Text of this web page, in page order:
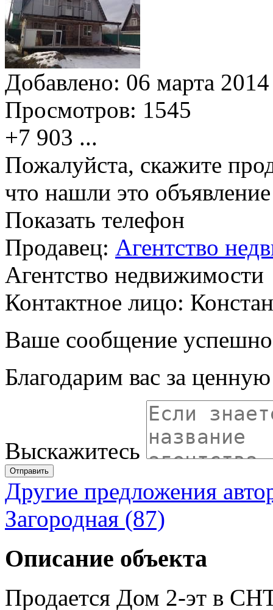
Добавлено: 06 марта 2014
Просмотров: 1545
+7 903 ...
Пожалуйста, скажите
что нашли это
Показать телефон
Продавец: Агентство
Агентство недвижимости
Контактное лицо:
Ваше сообщение успешно
Благодарим вас за
Выскажитесь
Отправить
Другие предложения
Загородная (87)
Описание объекта
Продается Дом 2-эт в